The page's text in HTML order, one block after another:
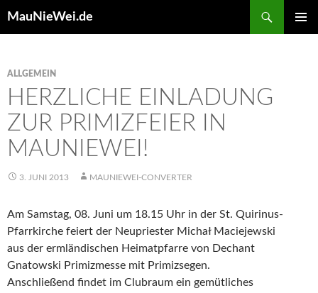
MauNieWei.de
ALLGEMEIN
HERZLICHE EINLADUNG
ZUR PRIMIZFEIER IN
MAUNIEWEI!
3. JUNI 2013 MAUNIEWEI-CONVERTER
Am Samstag, 08. Juni um 18.15 Uhr in der St. Quirinus-
Pfarrkirche feiert der Neupriester Michał Maciejewski
aus der ermländischen Heimatpfarre von Dechant
Gnatowski Primizmesse mit Primizsegen.
Anschließend findet im Clubraum ein gemütliches